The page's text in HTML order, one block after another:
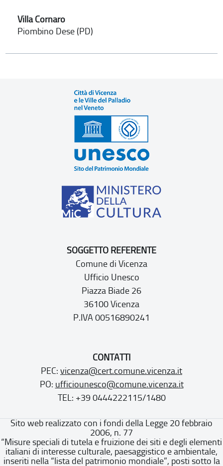
Villa Cornaro
Piombino Dese (PD)
SOGGETTO REFERENTE
Comune di Vicenza
Ufficio Unesco
Piazza Biade 26
36100 Vicenza
P.IVA 00516890241
CONTATTI
PEC: vicenza@cert.comune.vicenza.it
PO: ufficiounesco@comune.vicenza.it
TEL: +39 0444222115/1480
Sito web realizzato con i fondi della Legge 20 febbraio
2006, n. 77
“Misure speciali di tutela e fruizione dei siti e degli elementi
italiani di interesse culturale, paesaggistico e ambientale,
inseriti nella “lista del patrimonio mondiale”, posti sotto la